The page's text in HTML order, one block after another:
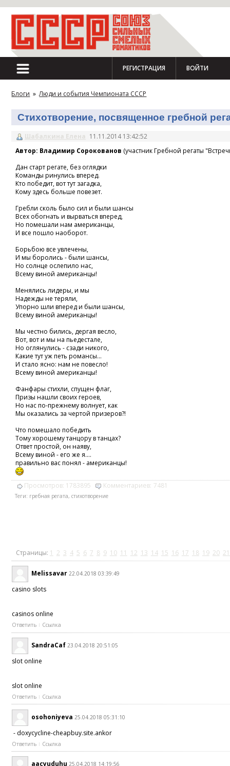
РЕГИСТРАЦИЯ ВОЙТИ
Блоги » Люди и события Чемпионата СССР
Стихотворение, посвященное гребной
Шабалкина Елена 11.11.2014 13:42:52
Автор: Владимир Сорокованов (участник Гребной регаты
Дан старт регате, без оглядки
Команды ринулись вперед.
Кто победит, вот тут загадка,
Кому здесь больше повезет.
Гребли сколь было сил и были шансы
Всех обогнать и вырваться вперед,
Но помешали нам американцы,
И все пошло наоборот.
Борьбою все увлечены,
И мы боролись - были шансы,
Но солнце ослепило нас,
Всему виной американцы!
Менялись лидеры, и мы
Надежды не теряли,
Упорно шли вперед и были шансы,
Всему виной американцы!
Мы честно бились, дергая весло,
Вот, вот и мы на пьедестале,
Но оглянулись - сзади никого,
Какие тут уж петь романсы...
И стало ясно: нам не повесло!
Всему виной американцы!
Фанфары стихли, спущен флаг,
Призы нашли своих героев,
Но нас по-прежнему волнует, как
Мы оказались за чертой призеров?!
Что помешало победить
Тому хорошему танцору в танцах?
Ответ простой, он наяву,
Всему виной - его же я....
правильно вас понял - американцы!
Просмотров: 1783895 Комментариев: 7481
Теги: гребная регата, стихотворение
Страницы: 1 2 3 4 5 6 7 8 9 10 11 12 13 14 15 16 17 18 19 20 21
Melissavar 22.04.2018 03:39:49
casino slots
casinos online
Ответить Ссылка
SandraCaf 23.04.2018 20:51:05
slot online
slot online
Ответить Ссылка
osohoniyeva 25.04.2018 05:31:10
- doxycycline-cheapbuy.site.ankor
Ответить Ссылка
aacyuduhu 25.04.2018 14:19:56